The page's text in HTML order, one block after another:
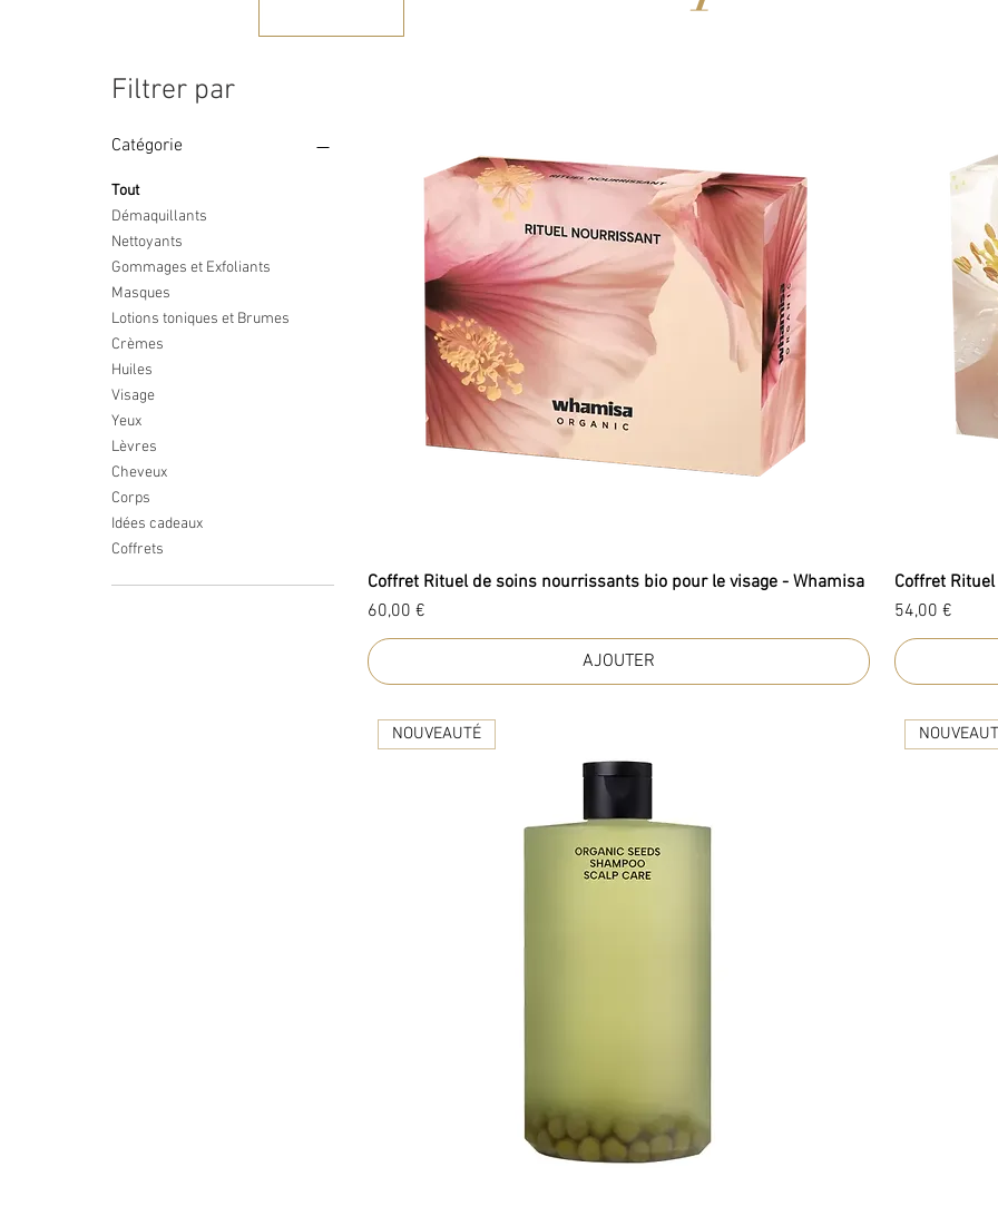
Filtrer par
Catégorie
Tout
Démaquillants
Nettoyants
Gommages et Exfoliants
Masques
Lotions toniques et Brumes
Crèmes
Huiles
Visage
Yeux
Lèvres
Cheveux
Corps
Idées cadeaux
Coffrets
Coffret Rituel de soins nourrissants bio pour le visage - Whamisa
Prix
60,00 €
AJOUTER
Coffret
Prix
54,00 €
NOUVEAUTÉ